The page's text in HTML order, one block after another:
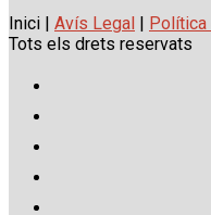
Inici | Avís Legal | Política
Tots els drets reservats